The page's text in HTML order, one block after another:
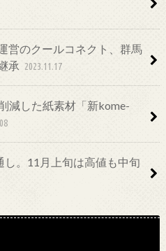
営のクールコネクト、群馬
承 2023.11.17
減した紙素材「新kome-
。11月上旬は高値も中旬